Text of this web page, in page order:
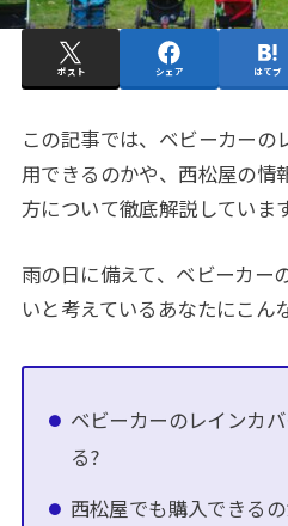
ポスト シェア はてブ
この記事では、ベビーカー
用できるのかや、西松屋の情
方について徹底解説しています
雨の日に備えて、ベビーカー
いと考えているあなたにこん
ベビーカーのレインカ
る?
西松屋でも購入できる